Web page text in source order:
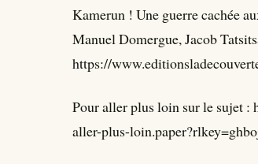
Kamerun ! Une guerre cachée
Manuel Domergue, Jacob
https://
Pour aller plus loin sur le sujet
aller-plus-